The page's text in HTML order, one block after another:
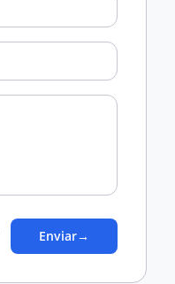
Enviar→